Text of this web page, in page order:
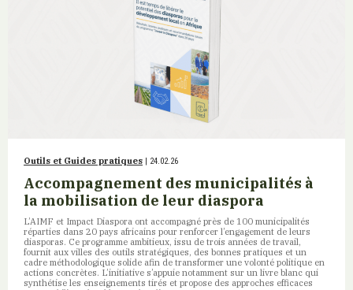
Outils et Guides pratiques | 24.02.26
Accompagnement des municipalités à
la mobilisation de leur diaspora
L’AIMF et Impact Diaspora ont accompagné près de 100 municipalités
réparties dans 20 pays africains pour renforcer l’engagement de leurs
diasporas. Ce programme ambitieux, issu de trois années de travail,
fournit aux villes des outils stratégiques, des bonnes pratiques et un
cadre méthodologique solide afin de transformer une volonté politique en
actions concrètes. L’initiative s’appuie notamment sur un livre blanc qui
synthétise les enseignements tirés et propose des approches efficaces